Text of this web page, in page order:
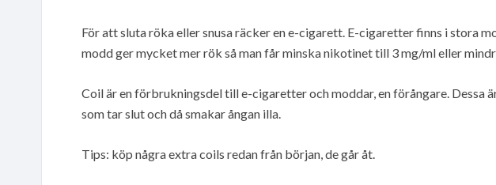
För att sluta röka eller snusa räcker en e-cigarett. E-cigaretter finns i stora
modd ger mycket mer rök så man får minska nikotinet till 3 mg/ml eller
Coil är en förbrukningsdel till e-cigaretter och moddar, en förångare. Dessa
som tar slut och då smakar ångan illa.
Tips: köp några extra coils redan från början, de går åt.